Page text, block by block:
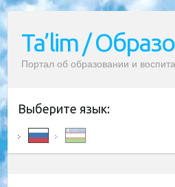
Ta’lim /
Портал об образовании и
Выберите язык: